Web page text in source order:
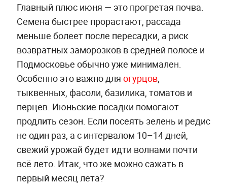
Главный плюс июня — это прогретая почва.
Семена быстрее прорастают, рассада
меньше болеет после пересадки, а риск
возвратных заморозков в средней полосе и
Подмосковье обычно уже минимален.
Особенно это важно для огурцов,
тыквенных, фасоли, базилика, томатов и
перцев. Июньские посадки помогают
продлить сезон. Если посеять зелень и редис
не один раз, а с интервалом 10–14 дней,
свежий урожай будет идти волнами почти
всё лето. Итак, что же можно сажать в
первый месяц лета?